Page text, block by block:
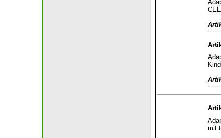
mit